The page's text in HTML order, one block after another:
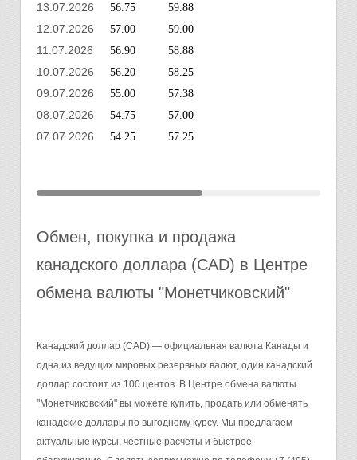
13.07.2026 56.75 59.88
12.07.2026 57.00 59.00
11.07.2026 56.90 58.88
10.07.2026 56.20 58.25
09.07.2026 55.00 57.38
08.07.2026 54.75 57.00
07.07.2026 54.25 57.25
Обмен, покупка и продажа
канадского доллара (CAD) в Центре
обмена валюты "Монетчиковский"
Канадский доллар (CAD) — официальная валюта Канады и
одна из ведущих мировых резервных валют, один канадский
доллар состоит из 100 центов. В Центре обмена валюты
"Монетчиковский" вы можете купить, продать или обменять
канадские доллары по выгодному курсу. Мы предлагаем
актуальные курсы, честные расчеты и быстрое